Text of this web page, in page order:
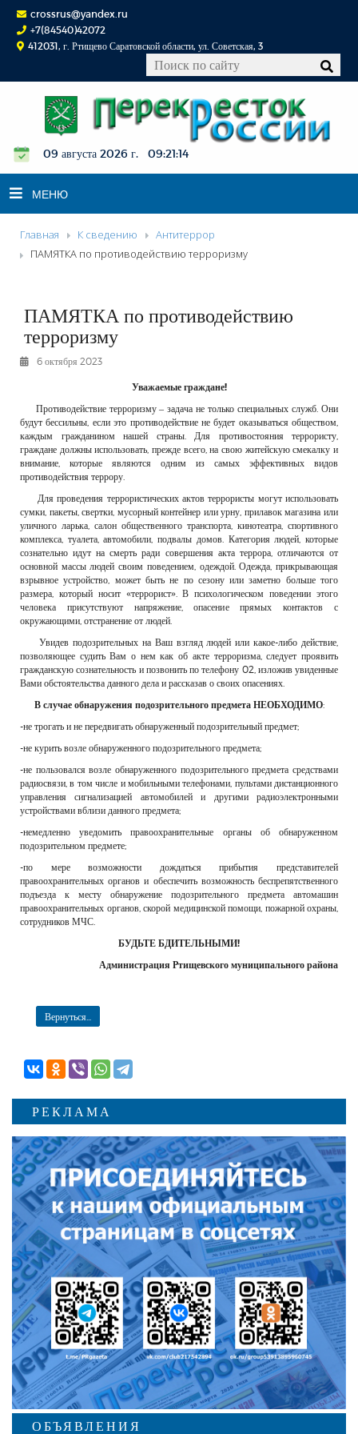
crossrus@yandex.ru
+7(84540)42072
412031, г. Ртищево Саратовской области, ул. Советская, 3
09 августа 2026 г. 09:21:15
МЕНЮ
НОВОСТИ
КОНКУРСЫ
ФОТОРЕПОРТАЖИ
КОНТАКТЫ
Главная К сведению
Антитеррор
ПАМЯТКА по противодействию терроризму
ПАМЯТКА по противодействию
терроризму
6 октября 2023
Уважаемые граждане!
Противодействие терроризму – задача не только специальных служб. Они
будут бессильны, если это противодействие не будет оказываться обществом,
каждым гражданином нашей страны. Для противостояния террористу,
граждане должны использовать, прежде всего, на свою житейскую смекалку и
внимание, которые являются одним из самых эффективных видов
противодействия террору.
Для проведения террористических актов террористы могут использовать
сумки, пакеты, свертки, мусорный контейнер или урну, прилавок магазина или
уличного ларька, салон общественного транспорта, кинотеатра, спортивного
комплекса, туалета, автомобили, подвалы домов. Категория людей, которые
сознательно идут на смерть ради совершения акта террора, отличаются от
основной массы людей своим поведением, одеждой. Одежда, прикрывающая
взрывное устройство, может быть не по сезону или заметно больше того
размера, который носит «террорист». В психологическом поведении этого
человека присутствуют напряжение, опасение прямых контактов с
окружающими, отстранение от людей.
Увидев подозрительных на Ваш взгляд людей или какое-либо действие,
позволяющее судить Вам о нем как об акте терроризма, следует проявить
гражданскую сознательность и позвонить по телефону 02, изложив увиденные
Вами обстоятельства данного дела и рассказав о своих опасениях.
В случае обнаружения подозрительного предмета НЕОБХОДИМО:
-не трогать и не передвигать обнаруженный подозрительный предмет;
-не курить возле обнаруженного подозрительного предмета;
-не пользовался возле обнаруженного подозрительного предмета средствами
радиосвязи, в том числе и мобильными телефонами, пультами дистанционного
управления сигнализацией автомобилей и другими радиоэлектронными
устройствами вблизи данного предмета;
-немедленно уведомить правоохранительные органы об обнаруженном
подозрительном предмете;
-по мере возможности дождаться прибытия представителей
правоохранительных органов и обеспечить возможность беспрепятственного
подъезда к месту обнаружение подозрительного предмета автомашин
правоохранительных органов, скорой медицинской помощи, пожарной охраны,
сотрудников МЧС.
БУДЬТЕ БДИТЕЛЬНЫМИ!
Администрация Ртищевского муниципального района
Вернуться...
РЕКЛАМА
ОБЪЯВЛЕНИЯ